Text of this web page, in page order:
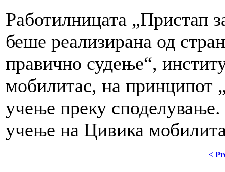
Работилницата „Пристап
беше реализирана од
правично судење“,
мобилитас, на принципот
учење преку
учење на Цивика
<